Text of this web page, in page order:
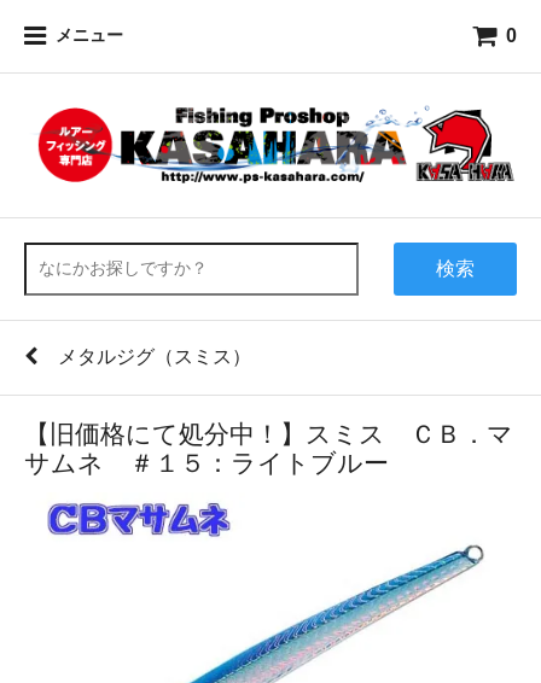
メニュー 0
検索
メタルジグ（スミス）
【旧価格にて処分中！】スミス ＣＢ．マ
サムネ ＃１５：ライトブルー